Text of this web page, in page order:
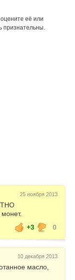
её или
признательны.
25 ноября 2013
+3
0
10 декабря 2013
масло,